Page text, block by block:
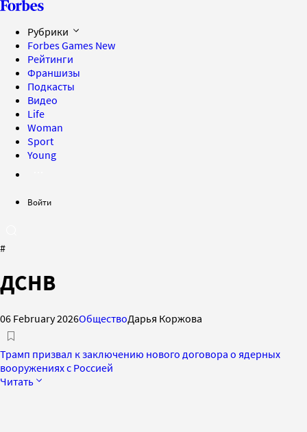
Рубрики
Forbes Games New
Рейтинги
Франшизы
Подкасты
Видео
Life
Woman
Sport
Young
Войти
#
ДСНВ
06 February 2026ОбществоДарья Коржова
Трамп призвал к заключению нового договора о ядерных
вооружениях с Россией
Читать